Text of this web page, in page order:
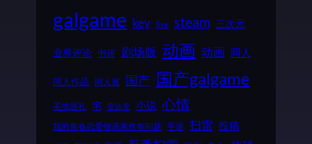
galgame key live steam 三次元
业界评论 书评 剧场版 动画 动画 同人
同人作品 同人展 国产 国产galgame
圣地巡礼 宅 安达充 小说 心情
我的青春恋爱物语果然有问题 手游 扫雷 投稿